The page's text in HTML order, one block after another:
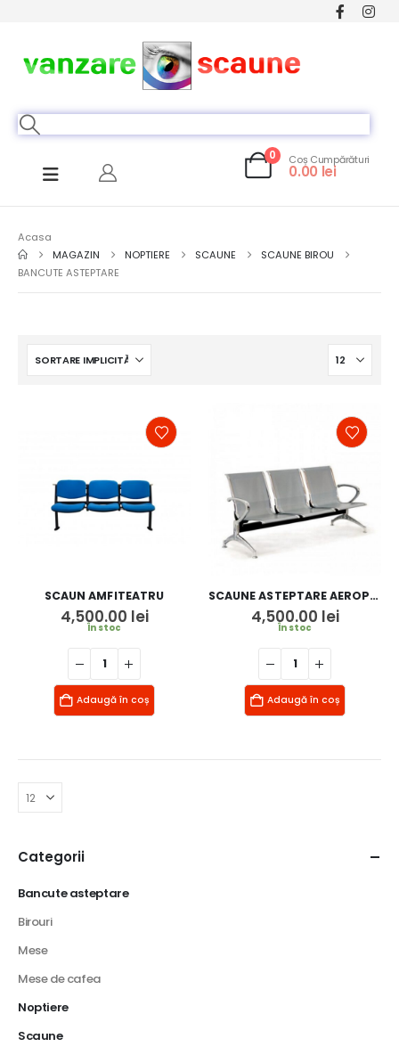
0 Coș Cumpărături
0.00 lei
Acasa
MAGAZIN
NOPTIERE SCAUNE
SCAUNE BIROU
BANCUTE ASTEPTARE
SCAUN AMFITEATRU
4,500.00 lei
În stoc
Adaugă în coș
SCAUNE ASTEPTARE AEROPORT
4,500.00 lei
În stoc
Adaugă în coș
Categorii
Bancute asteptare
Birouri
Mese
Mese de cafea
Noptiere
Scaune